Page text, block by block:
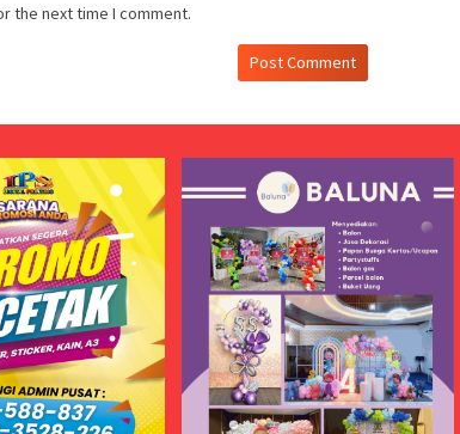
the next time I comment.